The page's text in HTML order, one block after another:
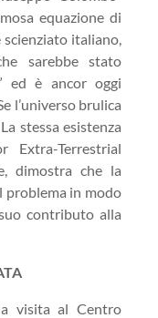
equazione di
italiano,
sarebbe stato
ed è ancor oggi
l’universo brulica
stessa esistenza
Extra-Terrestrial
dimostra che la
problema in modo
contributo alla
visita al Centro